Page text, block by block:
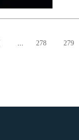
... 278 279